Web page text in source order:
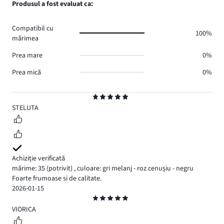
5
STELUTA
Achiziție verificată
mărime: 35 (potrivit) ,culoare: gri melanj - roz cenușiu - negru
Foarte frumoase si de calitate.
2026-01-15
5
VIORICA
Produsul a fost evaluat ca:
Compatibil cu
mărimea
100%
Prea mare
0%
Prea mică
0%